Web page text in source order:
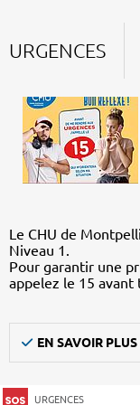
URGENCES
Le CHU de
Niveau 1.
Pour garantir une
appelez le 15 avant
EN SAVOIR PLUS
URGENCES